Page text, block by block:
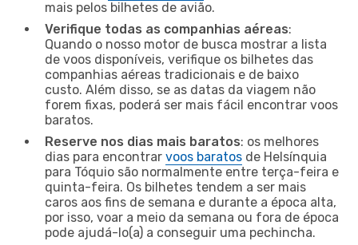
mais pelos bilhetes de avião.
Verifique todas as companhias aéreas:
Quando o nosso motor de busca mostrar a lista
de voos disponíveis, verifique os bilhetes das
companhias aéreas tradicionais e de baixo
custo. Além disso, se as datas da viagem não
forem fixas, poderá ser mais fácil encontrar voos
baratos.
Reserve nos dias mais baratos: os melhores
dias para encontrar voos baratos de Helsínquia
para Tóquio são normalmente entre terça-feira e
quinta-feira. Os bilhetes tendem a ser mais
caros aos fins de semana e durante a época alta,
por isso, voar a meio da semana ou fora de época
pode ajudá-lo(a) a conseguir uma pechincha.